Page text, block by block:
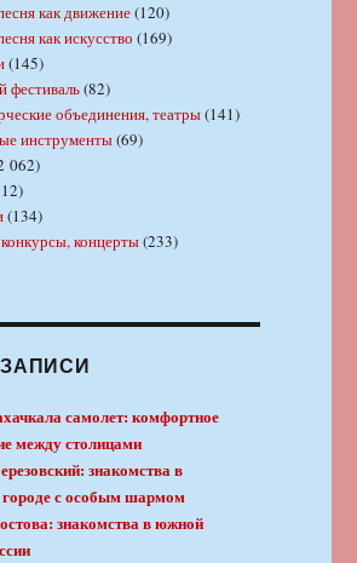
как движение(120)
как искусство (169)
(145)
фестиваль(82)
объединения, театры(141)
инструменты(69)
062)
(134)
концерты(233)
самолет: комфортное
между столицами
знакомства в
с особым шармом
знакомства в южной